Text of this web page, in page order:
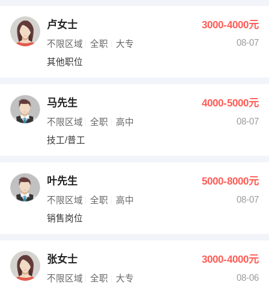
卢女士 3000-4000元
不限区域 全职 大专
08-07
其他职位
马先生 4000-5000元
不限区域 全职 高中
08-07
技工/普工
叶先生 5000-8000元
不限区域 全职 高中
08-07
销售岗位
张女士 3000-4000元
不限区域 全职 大专
08-06